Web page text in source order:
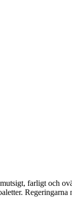
farligt och
Regeringarna